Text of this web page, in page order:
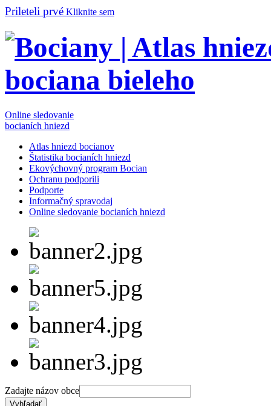
Prileteli prvé Kliknite sem
Online sledovanie
bocianích hniezd
Atlas hniezd bocianov
Štatistika bocianích hniezd
Ekovýchovný program Bocian
Ochranu podporili
Podporte
Informačný spravodaj
Online sledovanie bocianích hniezd
Zadajte názov obce